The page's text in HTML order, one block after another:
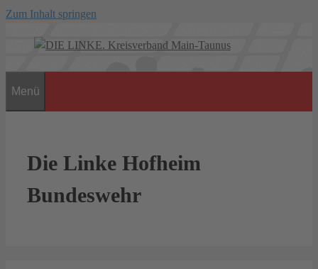
Zum Inhalt springen
Menü
Die Linke Hofheim
Bundeswehr